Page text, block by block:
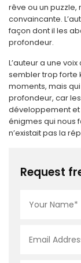
rêve ou un
convaincante.
façon dont il les
profondeur.
L’auteur a une
sembler trop forte
moments, mais
profondeur, car
développement et
énigmes qui nous
n’existait pas la
Request